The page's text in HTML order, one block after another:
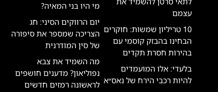
עצמם
10 טריליון שמשות: חוקרים
הבחינו בהבזק קוסמי עם
בהירות חסרת תקדים
בלעדי: אלו המועמדים
להיות רכבי הירח של נאס״א
מי היו בני המאיה?
יום הרווקים הסיני: חג
הצריכה שמספר את סיפורה
של סין המודרנית
מה השמיד את צבא
נפוליאון? מדענים חושפים
לראשונה רמזים חדשים